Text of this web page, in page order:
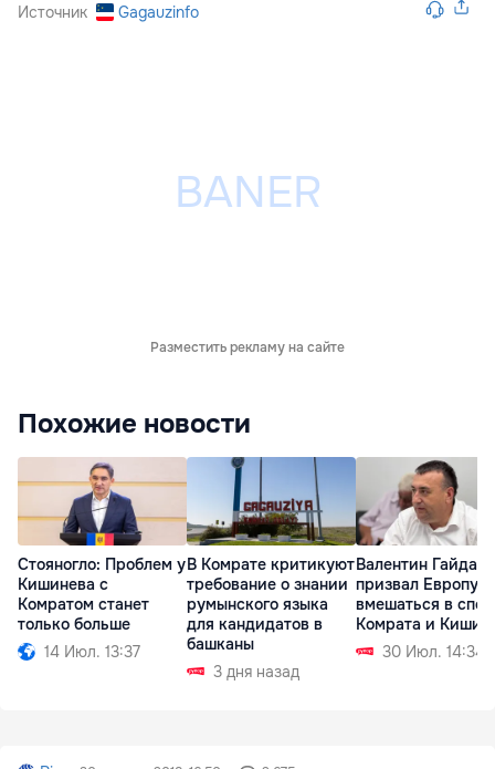
Источник Gagauzinfo
Разместить рекламу на сайте
Похожие новости
Стояногло: Проблем у
Кишинева с
Комратом станет
только больше
14 Июл. 13:37
В Комрате критикуют
требование о знании
румынского языка
для кандидатов в
башканы
3 дня назад
Валентин
призвал Европу
вмешаться в спор
Комрата и
30 Июл. 14:34